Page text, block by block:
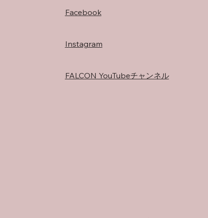
Facebook
Instagram
FALCON YouTubeチャンネル